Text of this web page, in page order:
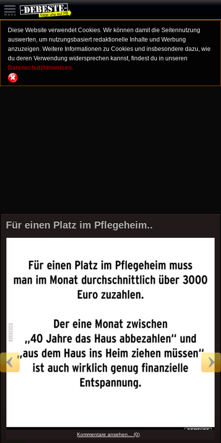
Diese Website verwendet Cookies. Wir können damit die Seitennutzung
auswerten, um nutzungsbasiert redaktionelle Inhalte und Werbung
anzuzeigen. Weitere Informationen zu Cookies und insbesondere dazu, wie
du deren Verwendung widersprechen kannst, findest du in unseren
Datenschutzhinweisen.
Für einen Platz im Pflegeheim..
Kommentare ansehen... (0)